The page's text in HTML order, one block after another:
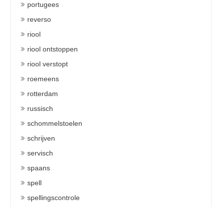
portugees
reverso
riool
riool ontstoppen
riool verstopt
roemeens
rotterdam
russisch
schommelstoelen
schrijven
servisch
spaans
spell
spellingscontrole